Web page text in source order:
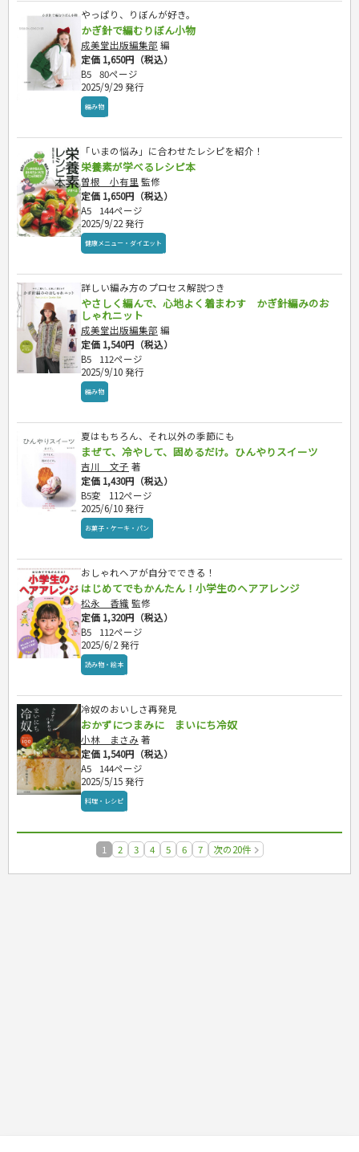
やっぱり、りぼんが好き。
かぎ針で編むりぼん小物
成美堂出版編集部 編
定価 1,650円（税込）
B5
80ページ
2025/9/29 発行
編み物
「いまの悩み」に合わせたレシピを紹介！
栄養素が学べるレシピ本
曽根 小有里監修
定価 1,650円（税込）
A5
144ページ
2025/9/22 発行
健康メニュー・ダイエット
詳しい編み方のプロセス解説つき
やさしく編んで、心地よく着まわす かぎ針編みのお
しゃれニット
成美堂出版編集部 編
定価 1,540円（税込）
B5
112ページ
2025/9/10 発行
編み物
夏はもちろん、それ以外の季節にも
まぜて、冷やして、固めるだけ。ひんやりスイーツ
吉川 文子 著
定価 1,430円（税込）
B5変
112ページ
2025/6/10 発行
お菓子・ケーキ・パン
おしゃれヘアが自分でできる！
はじめてでもかんたん！小学生のヘアアレンジ
松永 香織 監修
定価 1,320円（税込）
B5
112ページ
2025/6/2 発行
読み物・絵本
冷奴のおいしさ再発見
おかずにつまみに まいにち冷奴
小林 まさみ 著
定価 1,540円（税込）
A5
144ページ
2025/5/15 発行
料理・レシピ
1 2 3 4 5 6 7 次の20件